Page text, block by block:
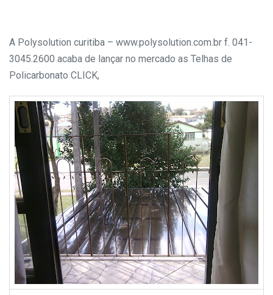
A Polysolution curitiba – www.polysolution.com.br f. 041-
3045.2600 acaba de lançar no mercado as Telhas de
Policarbonato CLICK,